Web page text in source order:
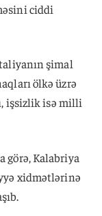
ciddi
şimal
ölkə üzrə
işsizlik isə milli
görə, Kalabriya
xidmətlərinə